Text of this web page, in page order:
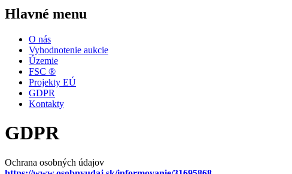
Hlavné menu
O nás
Vyhodnotenie aukcie
Územie
FSC ®
Projekty EÚ
GDPR
Kontakty
GDPR
Ochrana osobných údajov